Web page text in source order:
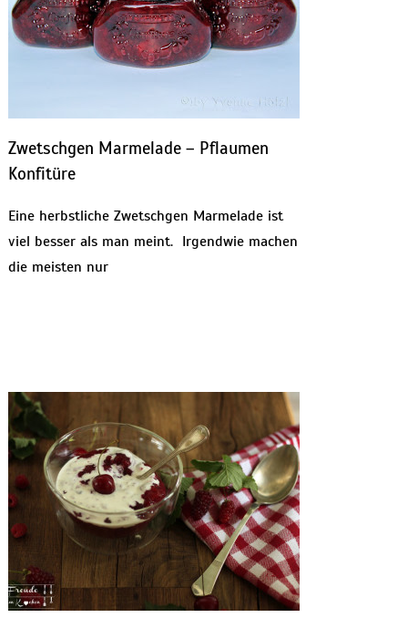
Zwetschgen Marmelade – Pflaumen
Konfitüre
Eine herbstliche Zwetschgen Marmelade ist
viel besser als man meint. Irgendwie machen
die meisten nur